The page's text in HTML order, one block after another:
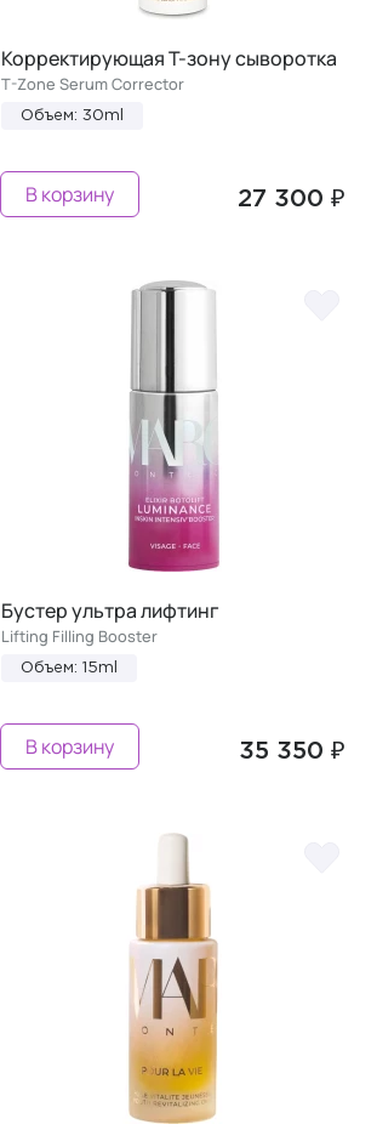
Корректирующая T-зону сыворотка
T-Zone Serum Corrector
Объем: 30ml
27 300 ₽
В корзину
Бустер ультра лифтинг
Lifting Filling Booster
Объем: 15ml
35 350 ₽
В корзину